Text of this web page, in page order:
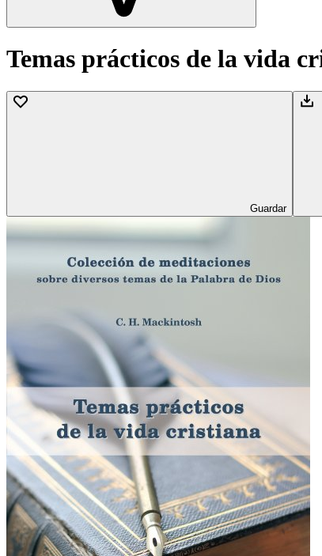
Temas prácticos de la vida
Guardar